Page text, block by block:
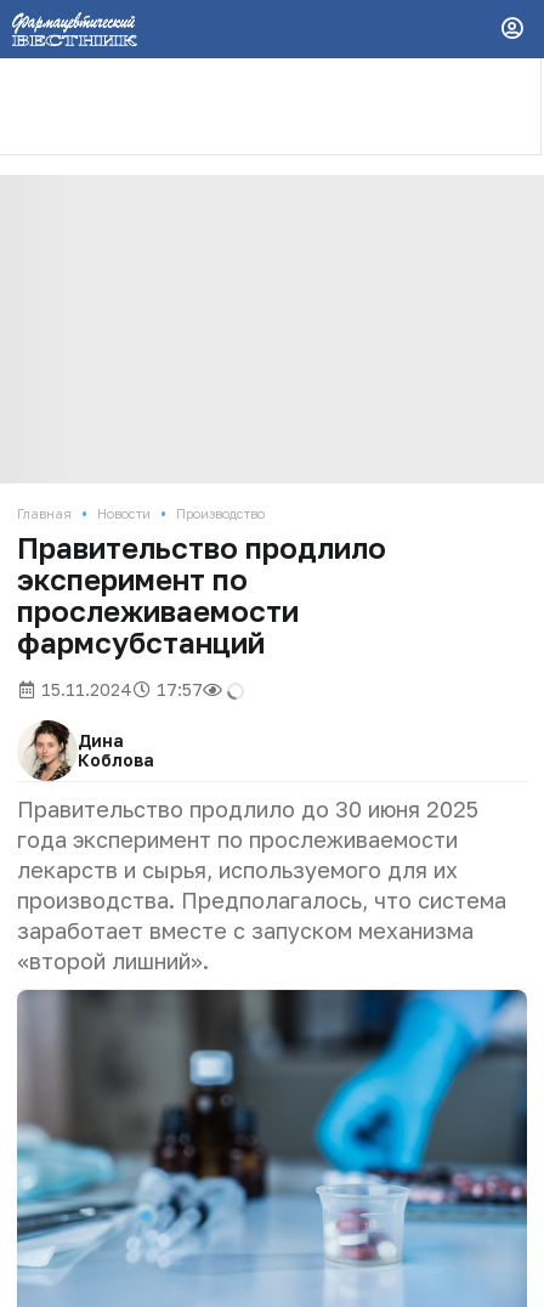
Главная • Новости • Производство
Правительство продлило
эксперимент по
прослеживаемости
фармсубстанций
15.11.2024 17:57
Дина
Коблова
Правительство продлило до 30 июня 2025
года эксперимент по прослеживаемости
лекарств и сырья, используемого для их
производства. Предполагалось, что система
заработает вместе с запуском механизма
«второй лишний».